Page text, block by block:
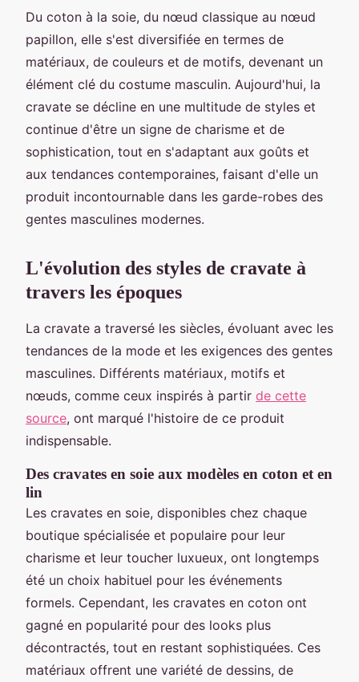
Du coton à la soie, du nœud classique au nœud
papillon, elle s'est diversifiée en termes de
matériaux, de couleurs et de motifs, devenant un
élément clé du costume masculin. Aujourd'hui, la
cravate se décline en une multitude de styles et
continue d'être un signe de charisme et de
sophistication, tout en s'adaptant aux goûts et
aux tendances contemporaines, faisant d'elle un
produit incontournable dans les garde-robes des
gentes masculines modernes.
L'évolution des styles de cravate à
travers les époques
La cravate a traversé les siècles, évoluant avec les
tendances de la mode et les exigences des gentes
masculines. Différents matériaux, motifs et
nœuds, comme ceux inspirés à partir de cette
source, ont marqué l'histoire de ce produit
indispensable.
Des cravates en soie aux modèles en coton et en
lin
Les cravates en soie, disponibles chez chaque
boutique spécialisée et populaire pour leur
charisme et leur toucher luxueux, ont longtemps
été un choix habituel pour les événements
formels. Cependant, les cravates en coton ont
gagné en popularité pour des looks plus
décontractés, tout en restant sophistiquées. Ces
matériaux offrent une variété de dessins, de